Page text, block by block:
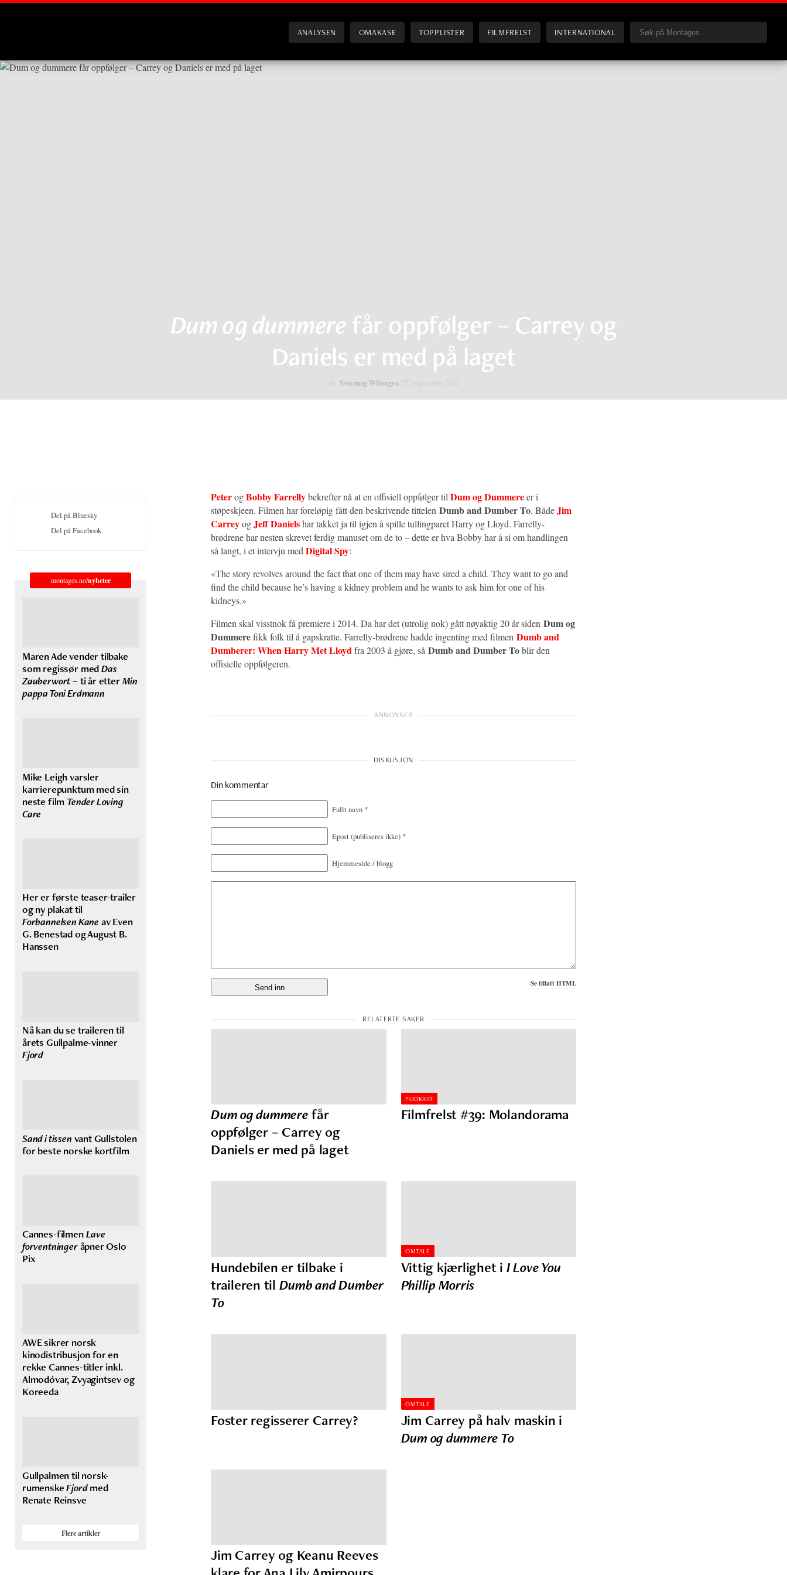
ANALYSEN OMAKASE TOPPLISTER FILMFRELST INTERNATIONAL
Dum og dummere får oppfølger – Carrey og
Daniels er med på laget
Sveinung Wålengen
PeterogBobby Farrellybekrefter nå at en offisiell oppfølger tilDum og Dummereer i
støpeskjeen. Filmen har foreløpig fått den beskrivende tittelen Dumb and Dumber To. BådeJim
CarreyogJeff Danielshar takket ja til igjen å spille tullingparet Harry og Lloyd. Farrelly-
brødrene har nesten skrevet ferdig manuset om de to – dette er hva Bobby har å si om handlingen
så langt, i et intervju medDigital Spy:
«The story revolves around the fact that one of them may have sired a child. They want to go and
find the child because he’s having a kidney problem and he wants to ask him for one of his
kidneys.»
Filmen skal visstnok få premiere i 2014. Da har det (utrolig nok) gått nøyaktig 20 år siden Dum og
Dummerefikk folk til å gapskratte. Farrelly-brødrene hadde ingenting med filmen Dumb and
Dumberer: When Harry Met Lloydfra 2003 å gjøre, så Dumb and Dumber Toblir den
offisielle oppfølgeren.
Din kommentar
Fullt navn *
Epost(publiseres ikke) *
Hjemmeside / blogg
Se tillatt HTML
Dum og dummerefår
oppfølger – Carrey og
Daniels er med på laget
PODKAST
Filmfrelst #39: Molandorama
Hundebilen er tilbake i
traileren til Dumb and Dumber
To
OMTALE
Vittig kjærlighet i I Love You
Phillip Morris
Foster regisserer Carrey?
OMTALE
Jim Carrey på halv maskin i
Dum og dummere To
Jim Carrey og Keanu Reeves
Del på Bluesky
Del på Facebook
montages.no/nyheter
Maren Ade vender tilbake
som regissør medDas
Zauberwort– ti år etterMin
pappa Toni Erdmann
Mike Leigh varsler
karrierepunktum med sin
neste film Tender Loving
Care
Her er første teaser-trailer
og ny plakat til
Forbannelsen Kane av Even
G. Benestad og August B.
Hanssen
Nå kan du se traileren til
årets Gullpalme-vinner
Fjord
Sand i tissen vant Gullstolen
for beste norske kortfilm
Cannes-filmenLave
forventningeråpner Oslo
Pix
AWE sikrer norsk
kinodistribusjon for en
rekke Cannes-titler inkl.
Almodóvar, Zvyagintsev og
Koreeda
Gullpalmen til norsk-
rumenskeFjordmed
Renate Reinsve
Flere artikler